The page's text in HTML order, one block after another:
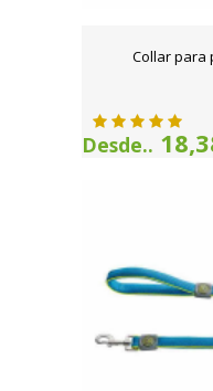
Collar para
Desde..